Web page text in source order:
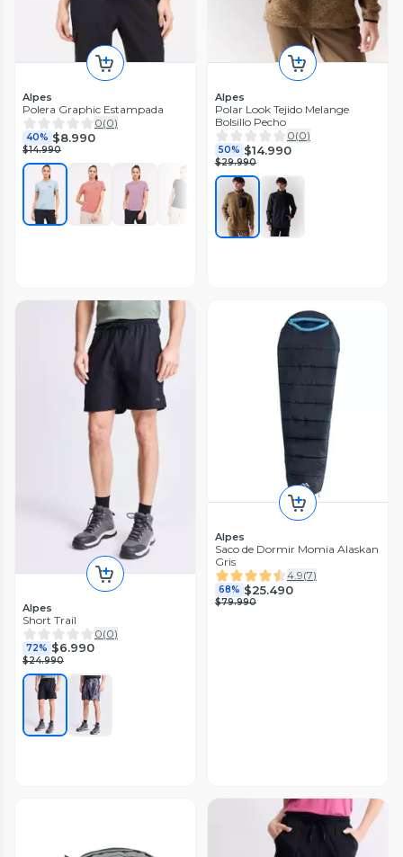
Alpes
Polera Graphic Estampada
0(0)
40% $8.990
$14.990
Alpes
Polar Look Tejido Melange
Bolsillo Pecho
0(0)
50% $14.990
$29.990
Alpes
Short Trail
0(0)
72% $6.990
$24.990
Alpes
Saco de Dormir Momia Alaskan
Gris
4.9(7)
68% $25.490
$79.990